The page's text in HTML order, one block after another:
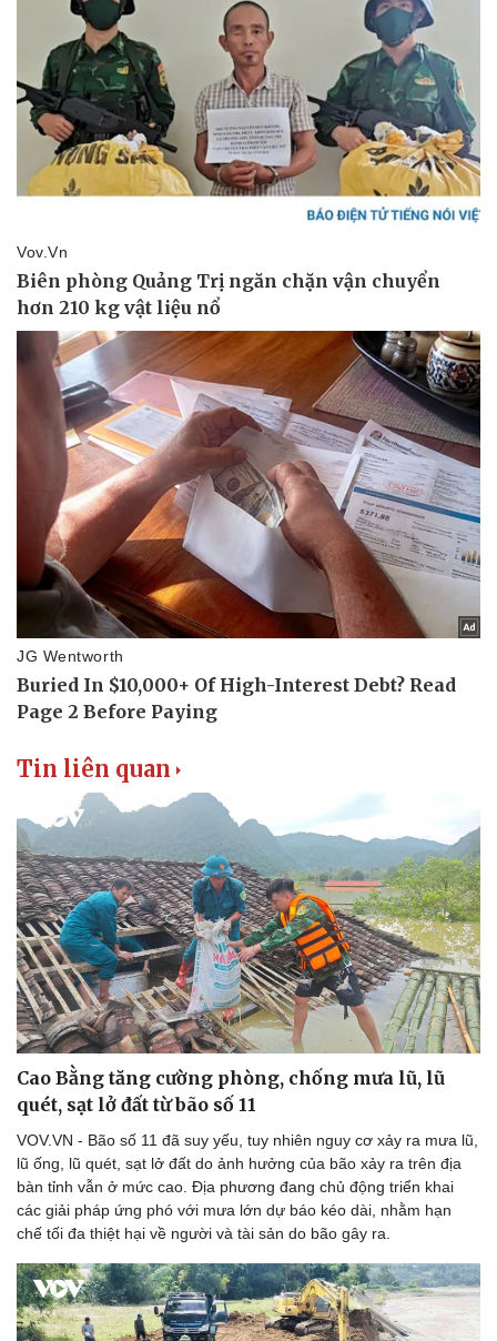
Vụ án
Tin nóng
Tư vấn luật
Việt Nam
Tin liên quan
Cao Bằng tăng cường phòng, chống mưa lũ, lũ
quét, sạt lở đất từ bão số 11
VOV.VN - Bão số 11 đã suy yếu, tuy nhiên nguy cơ xảy ra mưa lũ,
lũ ống, lũ quét, sạt lở đất do ảnh hưởng của bão xảy ra trên địa
bàn tỉnh vẫn ở mức cao. Địa phương đang chủ động triển khai
các giải pháp ứng phó với mưa lớn dự báo kéo dài, nhằm hạn
chế tối đa thiệt hại về người và tài sản do bão gây ra.